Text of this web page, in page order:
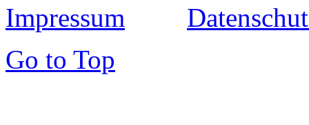
Impressum
Go to Top